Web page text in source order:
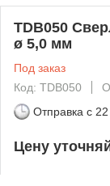
TDB050
ø 5,0 мм
Под заказ
Код: TDB050
Отправка с
Цену